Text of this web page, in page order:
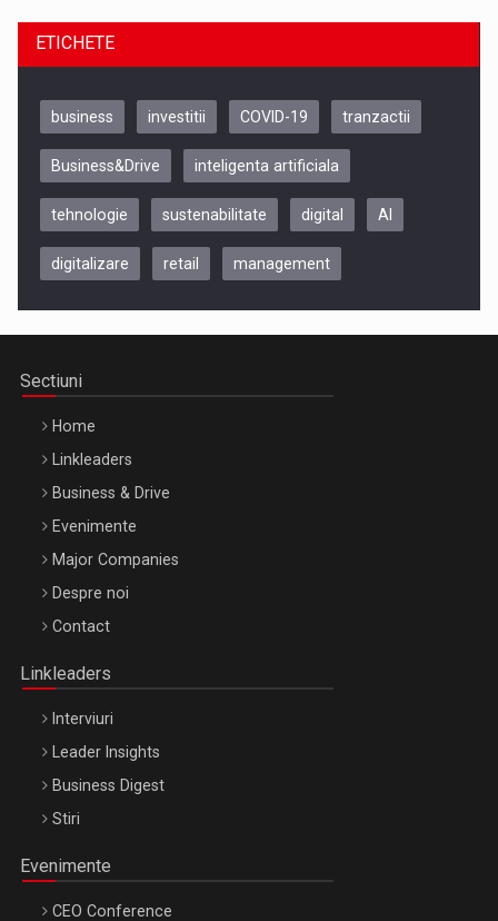
Be Inspired. Make it Happen!, CLUJ, 9 Decembrie
Be Inspired. Make it Happen!, ARTEMIS LETO, ORADEA, 8
Octombrie
ETICHETE
business investitii COVID-19 tranzactii
Business&Drive inteligenta artificiala
tehnologie sustenabilitate digital AI
digitalizare retail management
Sectiuni
Home
Linkleaders
Business & Drive
Evenimente
Major Companies
Despre noi
Contact
Linkleaders
Interviuri
Leader Insights
Business Digest
Stiri
Evenimente
CEO Conference